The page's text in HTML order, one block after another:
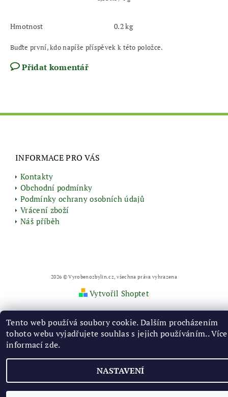
Hmotnost 0.2 kg
Buďte první, kdo napíše příspěvek k této položce.
Přidat komentář
INFORMACE PRO VÁS
Kontakty
Obchodní podmínky
Podmínky ochrany osobních údajů
Vrácení zboží
Náš příběh
2026 © Vyrobenozbylin.cz, všechna práva vyhrazena
Vytvořil Shoptet
Tento web používá soubory cookie. Dalším procházením
tohoto webu vyjadřujete souhlas s jejich používáním.. Více
informacízde.
NASTAVENÍ